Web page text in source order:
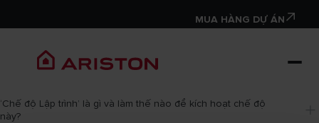
MUA HÀNG DỰ ÁN
‘Chế độ Lập trình’ là gì và làm thế nào để kích hoạt chế độ
này?